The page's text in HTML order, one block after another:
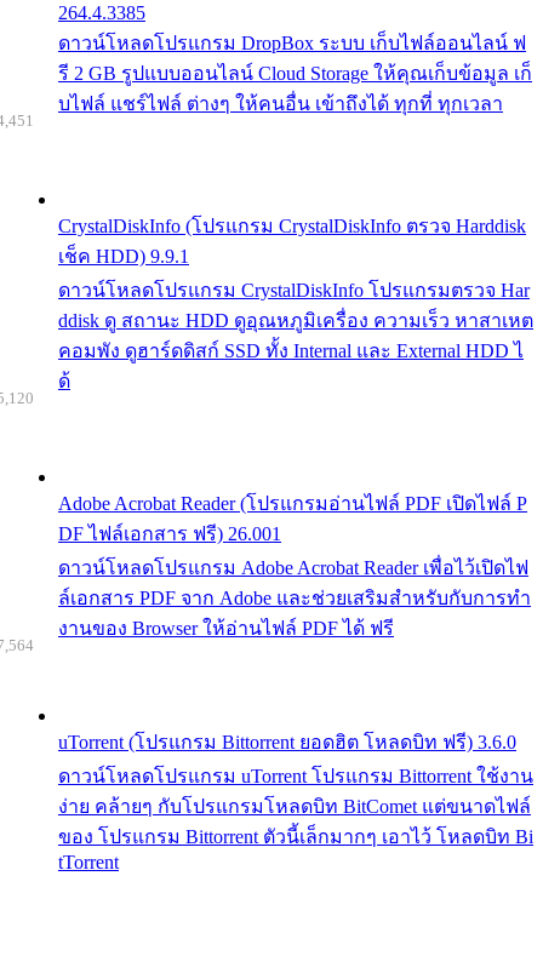
264.4.3385
ดาวน์โหลดโปรแกรม DropBox ระบบ เก็บไฟล์ออนไลน์ ฟ
รี 2 GB รูปแบบออนไลน์ Cloud Storage ให้คุณเก็บข้อมูล เก็
บไฟล์ แชร์ไฟล์ ต่างๆ ให้คนอื่น เข้าถึงได้ ทุกที่ ทุกเวลา
CrystalDiskInfo (โปรแกรม CrystalDiskInfo ตรวจ Harddisk
เช็ค HDD) 9.9.1
ดาวน์โหลดโปรแกรม CrystalDiskInfo โปรแกรมตรวจ Har
ddisk ดู สถานะ HDD ดูอุณหภูมิเครื่อง ความเร็ว หาสาเหต
คอมพัง ดูฮาร์ดดิสก์ SSD ทั้ง Internal และ External HDD ไ
ด้
Adobe Acrobat Reader (โปรแกรมอ่านไฟล์ PDF เปิดไฟล์ P
DF ไฟล์เอกสาร ฟรี) 26.001
ดาวน์โหลดโปรแกรม Adobe Acrobat Reader เพื่อไว้เปิดไฟ
ล์เอกสาร PDF จาก Adobe และช่วยเสริมสำหรับกับการทำ
งานของ Browser ให้อ่านไฟล์ PDF ได้ ฟรี
uTorrent (โปรแกรม Bittorrent ยอดฮิต โหลดบิท ฟรี) 3.6.0
ดาวน์โหลดโปรแกรม uTorrent โปรแกรม Bittorrent ใช้งาน
ง่าย คล้ายๆ กับโปรแกรมโหลดบิท BitComet แต่ขนาดไฟล์
ของ โปรแกรม Bittorrent ตัวนี้เล็กมากๆ เอาไว้ โหลดบิท Bi
tTorrent